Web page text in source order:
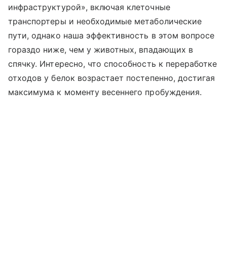
инфраструктурой», включая клеточные
транспортеры и необходимые метаболические
пути, однако наша эффективность в этом вопросе
гораздо ниже, чем у животных, впадающих в
спячку. Интересно, что способность к переработке
отходов у белок возрастает постепенно, достигая
максимума к моменту весеннего пробуждения.